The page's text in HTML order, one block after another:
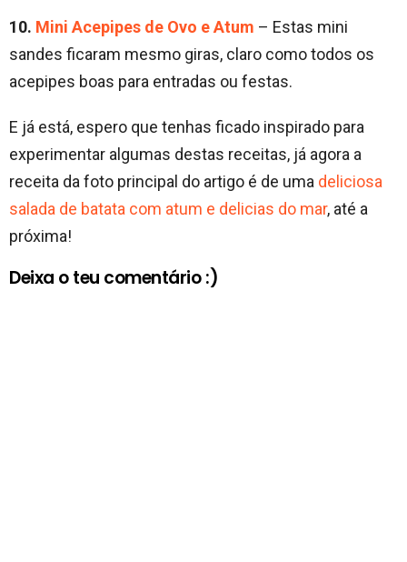
10. Mini Acepipes de Ovo e Atum – Estas mini
sandes ficaram mesmo giras, claro como todos os
acepipes boas para entradas ou festas.
E já está, espero que tenhas ficado inspirado para
experimentar algumas destas receitas, já agora a
receita da foto principal do artigo é de uma deliciosa
salada de batata com atum e delicias do mar, até a
próxima!
Deixa o teu comentário :)